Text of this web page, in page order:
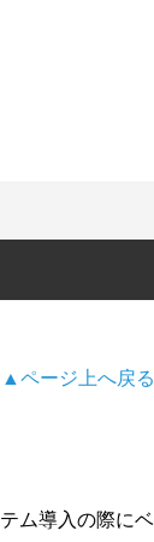
▲ページ上へ戻る
ム導入の際にベ